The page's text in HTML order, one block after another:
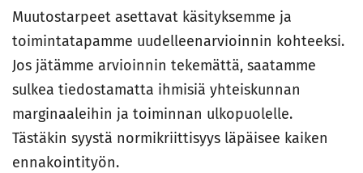
Muutostarpeet asettavat käsityksemme ja
toimintatapamme uudelleenarvioinnin kohteeksi.
Jos jätämme arvioinnin tekemättä, saatamme
sulkea tiedostamatta ihmisiä yhteiskunnan
marginaaleihin ja toiminnan ulkopuolelle.
Tästäkin syystä normikriittisyys läpäisee kaiken
ennakointityön.